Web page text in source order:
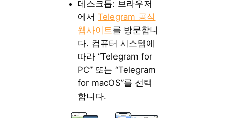
데스크톱: 브라우저
에서Telegram 공식
웹사이트 를 방문합니
다. 컴퓨터 시스템에
따라 “Telegram for
PC” 또는 “Telegram
for macOS”를 선택
합니다.